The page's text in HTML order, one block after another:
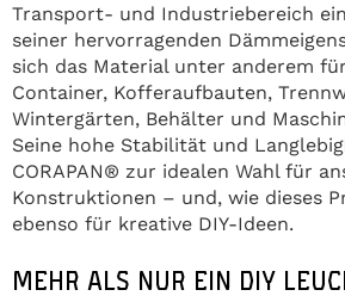
Transport- und Industriebereich
seiner hervorragenden
sich das Material unter anderem
Container, Kofferaufbauten,
Wintergärten, Behälter und
Seine hohe Stabilität und
CORAPAN® zur idealen Wahl für
Konstruktionen – und, wie dieses
ebenso für kreative DIY-Ideen.
MEHR ALS NUR EIN DIY